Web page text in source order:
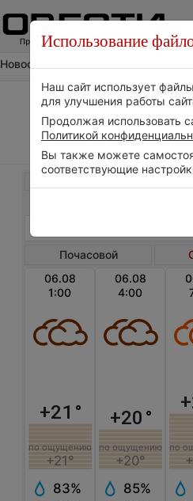
Новости погоды
Почасовой
06.08
1:00
+21 °
по ощущению
+21°
83%
06.08
4:00
+20 °
по ощущению
+20°
85%
по
Использование
Наш сайт использует
для улучшения работы
Продолжая использовать
Политикой
Вы также можете
соответствующие